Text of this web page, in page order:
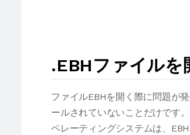
.EBHファイルを
ファイルEBHを開く際に問題が
ールされていないことだけです
ペレーティングシステムは、